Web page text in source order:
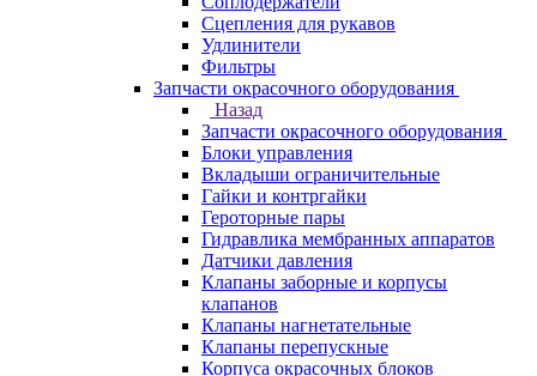
Сцепления для рукавов
Удлинители
Фильтры
Запчасти окрасочного оборудования
Назад
Запчасти окрасочного оборудования
Блоки управления
Вкладыши ограничительные
Гайки и контргайки
Героторные пары
Гидравлика мембранных аппаратов
Датчики давления
Клапаны заборные и корпусы
клапанов
Клапаны нагнетательные
Клапаны перепускные
Корпуса окрасочных блоков